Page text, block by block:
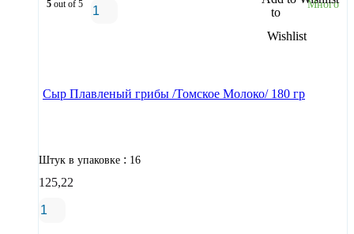
5 out of 5 Много
Сыр Плавленый грибы /Томское Молоко/ 180 гр
Штук в упаковке : 16
125,22